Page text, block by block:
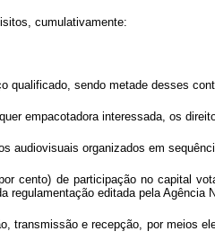
cumulativamente:
sendo metade desses
empacotadora interessada, os
audiovisuais organizados em
cento) de participação no capital
editada pela Agência
e recepção, por meios